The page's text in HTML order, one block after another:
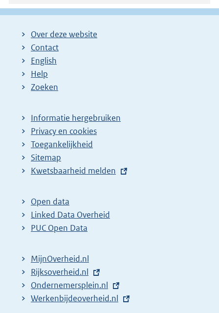
Over deze website
Contact
English
Help
Zoeken
Informatie hergebruiken
Privacy en cookies
Toegankelijkheid
Sitemap
E
t
e
r
l
i
n
k
Kwetsbaarheid melden
Open data
Linked Data Overheid
PUC Open Data
MijnOverheid.nl
E
x
t
Rijksoverheid.nl
E
x
Ondernemersplein.nl
E
Werkenbijdeoverheid.nl